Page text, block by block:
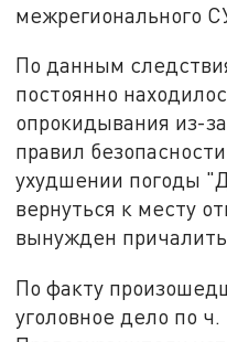
межрегионального
По данным
постоянно
опрокидывания из-
правил
ухудшении погоды
вернуться к месту
вынужден
По факту
уголовное дело по